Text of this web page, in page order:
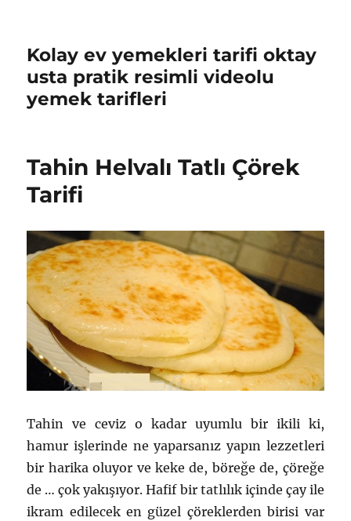
Kolay ev yemekleri tarifi oktay
usta pratik resimli videolu
yemek tarifleri
Tahin Helvalı Tatlı Çörek
Tarifi
Tahin ve ceviz o kadar uyumlu bir ikili ki,
hamur işlerinde ne yaparsanız yapın lezzetleri
bir harika oluyor ve keke de, böreğe de, çöreğe
de … çok yakışıyor. Hafif bir tatlılık içinde çay ile
ikram edilecek en güzel çöreklerden birisi var